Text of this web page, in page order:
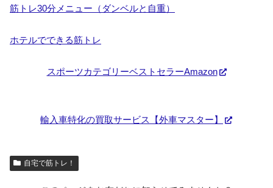
筋トレ30分メニュー（ダンベルと自重）
ホテルでできる筋トレ
スポーツカテゴリーベストセラーAmazon
輸入車特化の買取サービス【外車マスター】
自宅で筋トレ！